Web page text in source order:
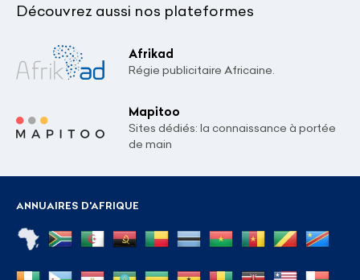
Découvrez aussi nos plateformes
Afrikad
Régie publicitaire Africaine.
Mapitoo
Sites dédiés: la connaissance à portée
de main
ANNUAIRES D'AFRIQUE